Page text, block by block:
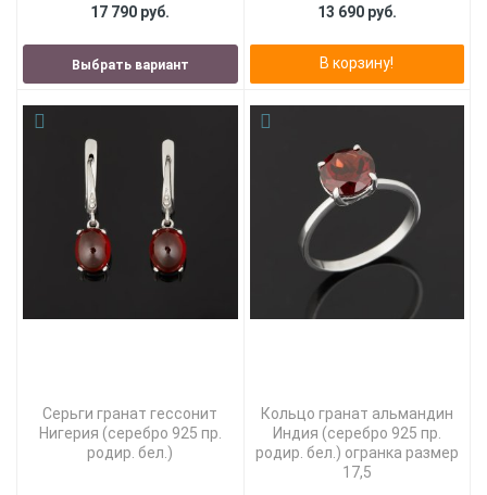
17 790 руб.
Выбрать вариант
13 690 руб.
В корзину!
Серьги гранат гессонит
Нигерия (серебро 925 пр.
родир. бел.)
Кольцо гранат альмандин
Индия (серебро 925 пр.
родир. бел.) огранка размер
17,5